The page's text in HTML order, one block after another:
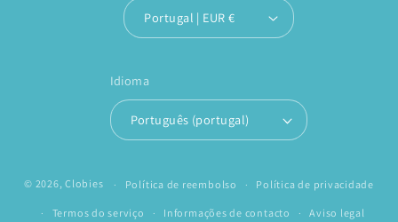
Portugal | EUR €
Idioma
Português (portugal)
© 2026,Clobies Política de reembolso Política de privacidade
Termos do serviço Informações de contacto Aviso legal